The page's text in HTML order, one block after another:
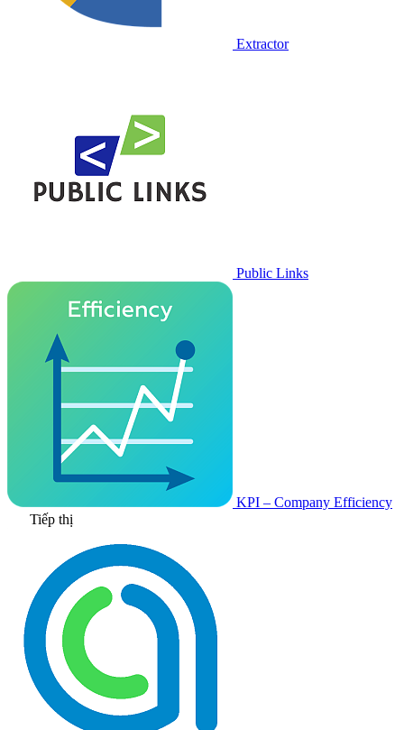
Extractor
Public Links
KPI – Company Efficiency
Tiếp thị